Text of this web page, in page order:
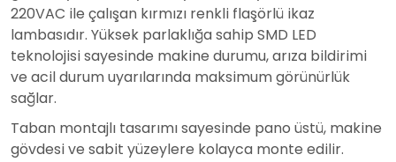
220VAC ile çalışan kırmızı renkli flaşörlü ikaz
lambasıdır. Yüksek parlaklığa sahip SMD LED
teknolojisi sayesinde makine durumu, arıza bildirimi
ve acil durum uyarılarında maksimum görünürlük
sağlar.
Taban montajlı tasarımı sayesinde pano üstü, makine
gövdesi ve sabit yüzeylere kolayca monte edilir.